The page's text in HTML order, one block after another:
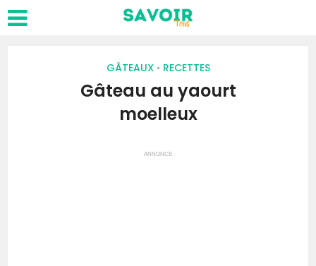
GÂTEAUX • RECETTES
Gâteau au yaourt
moelleux
ANNONCE